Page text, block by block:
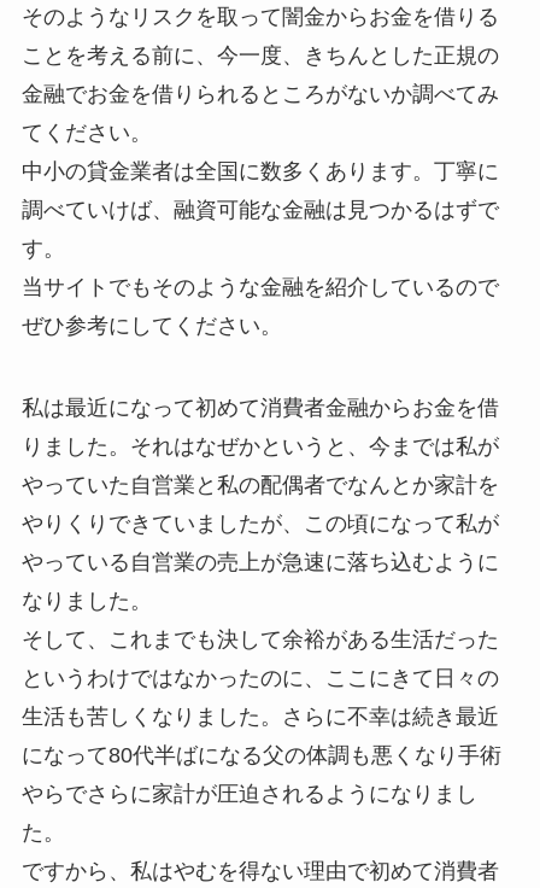
そのようなリスクを取って闇金からお金を借りる
ことを考える前に、今一度、きちんとした正規の
金融でお金を借りられるところがないか調べてみ
てください。
中小の貸金業者は全国に数多くあります。丁寧に
調べていけば、融資可能な金融は見つかるはずで
す。
当サイトでもそのような金融を紹介しているので
ぜひ参考にしてください。
私は最近になって初めて消費者金融からお金を借
りました。それはなぜかというと、今までは私が
やっていた自営業と私の配偶者でなんとか家計を
やりくりできていましたが、この頃になって私が
やっている自営業の売上が急速に落ち込むように
なりました。
そして、これまでも決して余裕がある生活だった
というわけではなかったのに、ここにきて日々の
生活も苦しくなりました。さらに不幸は続き最近
になって80代半ばになる父の体調も悪くなり手術
やらでさらに家計が圧迫されるようになりまし
た。
ですから、私はやむを得ない理由で初めて消費者